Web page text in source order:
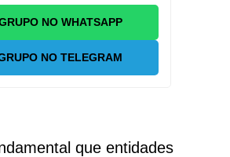
NO WHATSAPP
NO TELEGRAM
que entidades